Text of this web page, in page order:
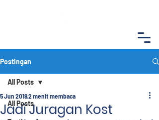
Postingan
All Posts
All Posts
Jadi Juragan Kost
5 Jun 20182 menit membaca